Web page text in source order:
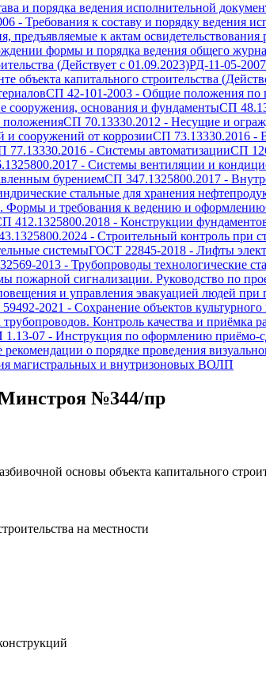
и порядка ведения исполнительной
- Требования к составу и порядку ведения
предъявляемые к актам
формы и порядка ведения общего
(Действует с 01.09.2023)РД-11-05-2007
объекта капитального строительства
СП 42-101-2003 - Общие положения по
сооружения, основания и фундаментыСП
положенияСП 70.13330.2012 - Несущие и
и сооружений от коррозииСП 73.13330.2016 -
77.13330.2016 - Системы автоматизацииСП
- Системы вентиляции и
бурениемСП 347.1325800.2017 -
стальные для хранения
Формы и требования к ведению и оформлению
412.1325800.2018 - Конструкции
- Строительный контроль при
системыГОСТ 22845-2018 - Лифты
2013 - Трубопроводы технологические
пожарной сигнализации. Руководство по
и управления эвакуацией людей
2021 - Сохранение объектов
Контроль качества и приёмка
1.13-07 - Инструкция по оформлению приёмо-
о порядке проведения
магистральных и внутризоновых ВОЛП
№344/пр
основы объекта капитального
на местности